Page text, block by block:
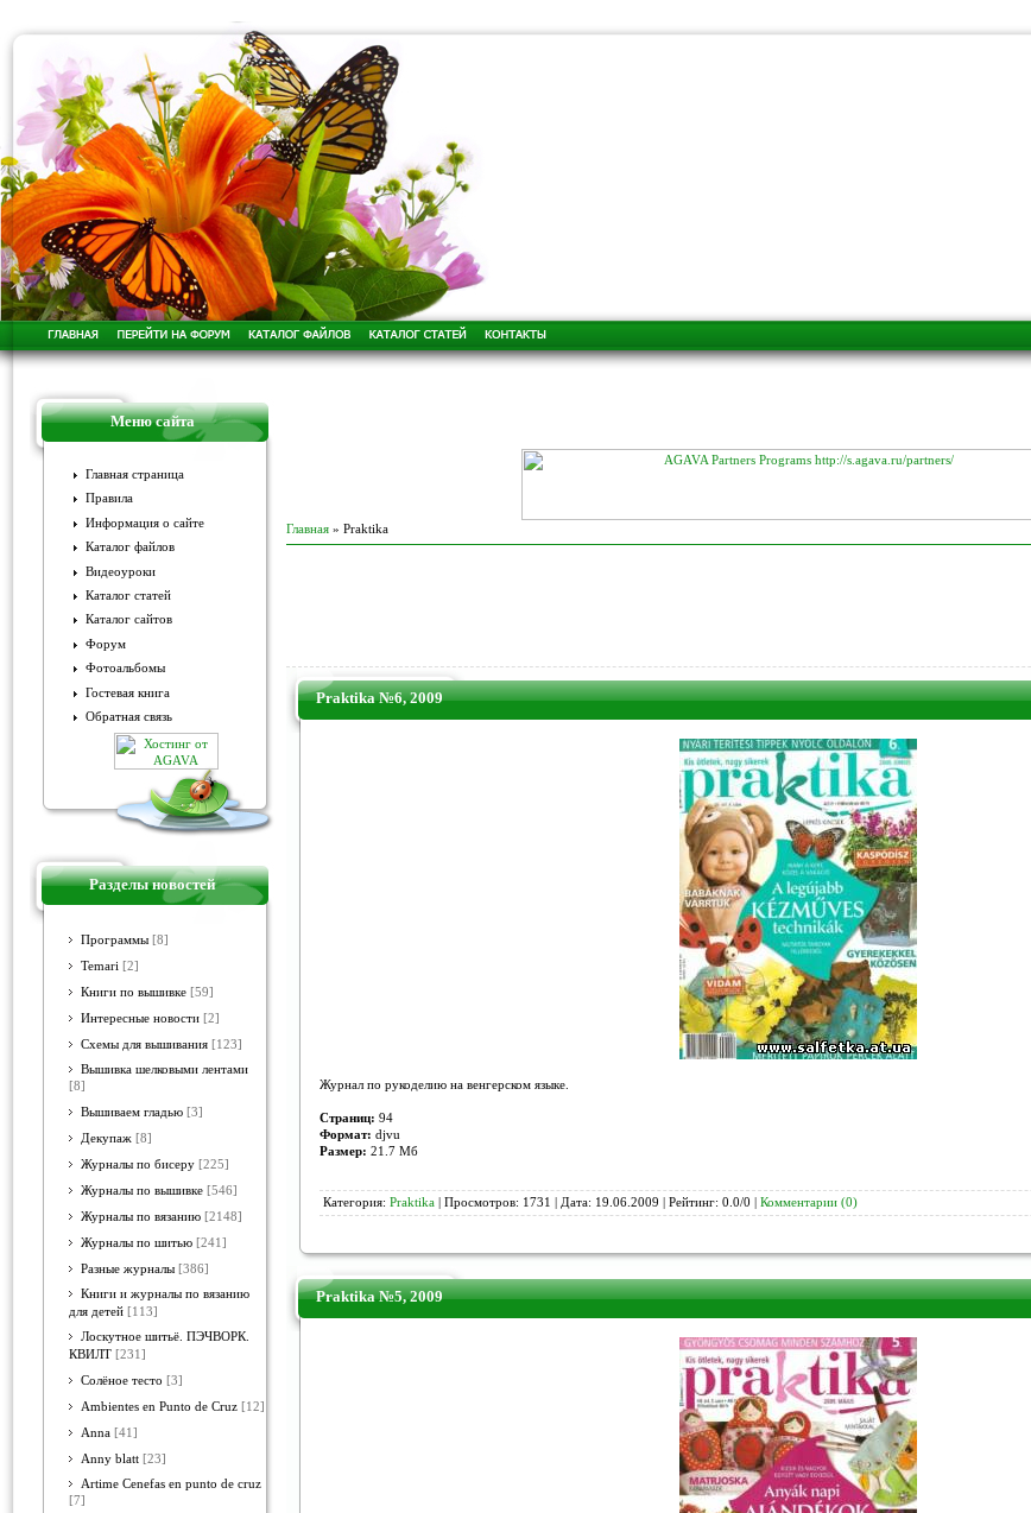
Меню сайта
Главная страница
Правила
Информация о сайте
Каталог файлов
Видеоуроки
Каталог статей
Каталог сайтов
Форум
Фотоальбомы
Гостевая книга
Обратная связь
Разделы новостей
Программы [8]
Temari [2]
Книги по вышивке [59]
Интересные новости [2]
Схемы для вышивания [123]
Вышивка шелковыми лентами
[8]
Вышиваем гладью [3]
Декупаж [8]
Журналы по бисеру [225]
Журналы по вышивке [546]
Журналы по вязанию [2148]
Журналы по шитью [241]
Разные журналы [386]
Книги и журналы по вязанию
для детей [113]
Лоскутное шитьё. ПЭЧВОРК.
КВИЛТ [231]
Солёное тесто [3]
Ambientes en Punto de Cruz [12]
Anna [41]
Anny blatt [23]
Artime Cenefas en punto de cruz
[7]
Главная » Praktika
Praktika №6, 2009
Журнал по рукоделию на венгерском языке.
Страниц: 94
Формат: djvu
Размер: 21.7 Mб
Категория: Praktika | Просмотров: 1731 | Дата: 19.06.2009 | Рейтинг: 0.0/0 | Комментарии (0)
Praktika №5, 2009